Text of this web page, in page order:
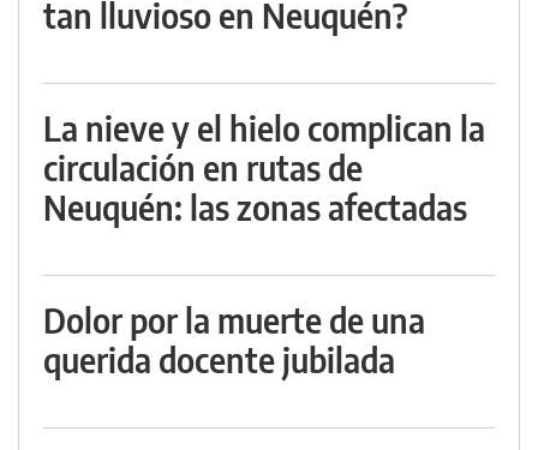
tan lluvioso en Neuquén?
La nieve y el hielo complican la
circulación en rutas de
Neuquén: las zonas afectadas
Dolor por la muerte de una
querida docente jubilada